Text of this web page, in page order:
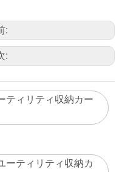
:
:
ティリティ収納カー
ーティリティ収納カ